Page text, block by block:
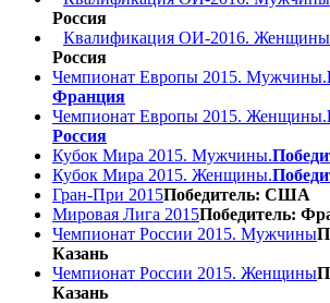
Россия
Квалификация ОИ-2016. Женщины
Россия
Чемпионат Европы 2015. Мужчины.
Франция
Чемпионат Европы 2015. Женщины.
Россия
Кубок Мира 2015. Мужчины.
Кубок Мира 2015. Женщины.
Гран-При 2015Победитель: США
Мировая Лига 2015Победитель:
Чемпионат России 2015. Мужчины
Казань
Чемпионат России 2015. Женщины
Казань